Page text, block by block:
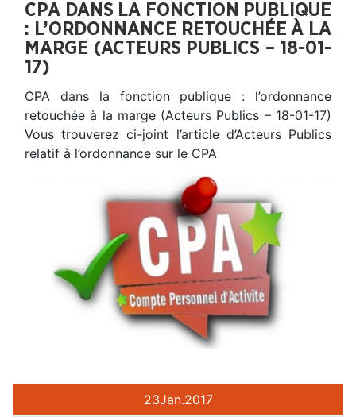
CPA DANS LA FONCTION PUBLIQUE
: L’ORDONNANCE RETOUCHÉE À LA
MARGE (ACTEURS PUBLICS – 18-01-
17)
CPA dans la fonction publique : l’ordonnance
retouchée à la marge (Acteurs Publics – 18-01-17)
Vous trouverez ci-joint l’article d’Acteurs Publics
relatif à l’ordonnance sur le CPA
23Jan.2017